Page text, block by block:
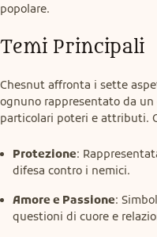
popolare.
Temi Principali
Chesnut affronta i sette
ognuno rappresentato da un
particolari poteri e attributi.
Protezione:
difesa contro i nemici.
Amore e Passione:
questioni di cuore e